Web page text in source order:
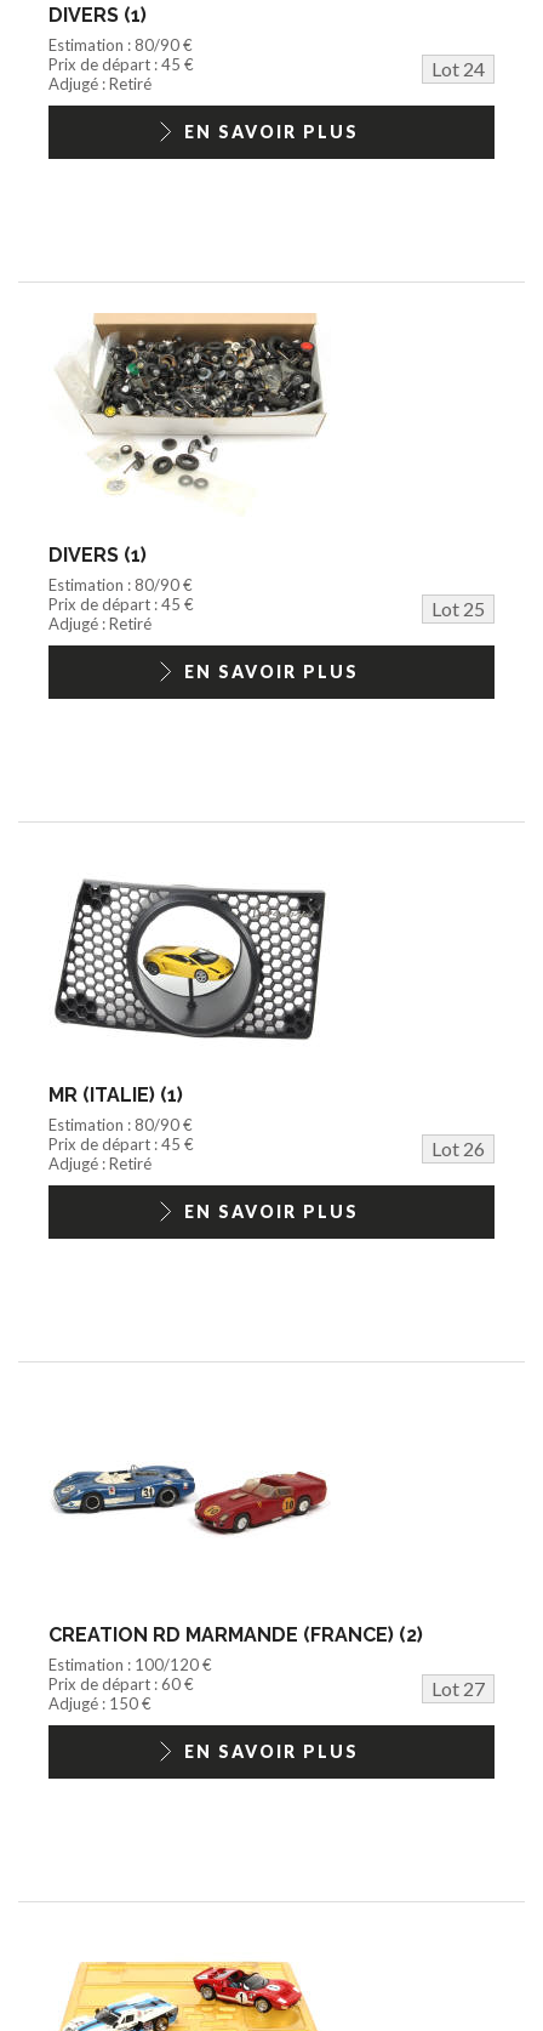
DIVERS (1)
Estimation : 80/90 €
Prix de départ : 45 €
Lot 24
Adjugé : Retiré
EN SAVOIR PLUS
DIVERS (1)
Estimation : 80/90 €
Prix de départ : 45 €
Lot 25
Adjugé : Retiré
EN SAVOIR PLUS
MR (ITALIE) (1)
Estimation : 80/90 €
Prix de départ : 45 €
Lot 26
Adjugé : Retiré
EN SAVOIR PLUS
CREATION RD MARMANDE (FRANCE) (2)
Estimation : 100/120 €
Prix de départ : 60 €
Lot 27
Adjugé : 150 €
EN SAVOIR PLUS